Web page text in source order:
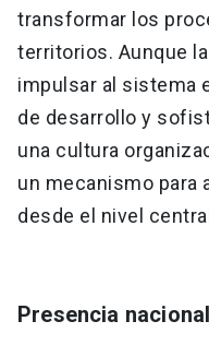
transformar los
territorios. Aunque
impulsar al sistema
de desarrollo y
una cultura
un mecanismo para
desde el nivel
Presencia nacional